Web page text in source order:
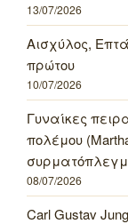
13/07/2026
Αισχύλος,
πρώτου
10/07/2026
Γυναίκες
πολέμου
08/07/2026
Carl Gustav